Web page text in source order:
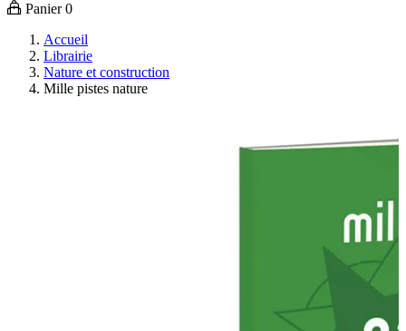
Panier 0
Accueil
Librairie
Nature et construction
Mille pistes nature